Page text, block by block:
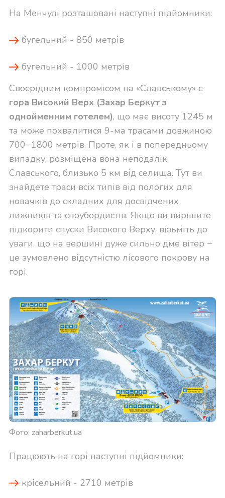
На Менчулі розташовані наступні підйомники:
бугельний - 850 метрів
бугельний - 1000 метрів
Своєрідним компромісом на «Славському» є
гора Високий Верх (Захар Беркут з
однойменним готелем), що має висоту 1245 м
та може похвалитися 9-ма трасами довжиною
700−1800 метрів. Проте, як і в попередньому
випадку, розміщена вона неподалік
Славського, близько 5 км від селища. Тут ви
знайдете траси всіх типів від пологих для
новачків до складних для досвідчених
лижників та сноубордистів. Якщо ви вирішите
підкорити спуски Високого Верху, візьміть до
уваги, що на вершині дуже сильно дме вітер −
це зумовлено відсутністю лісового покрову на
горі.
Фото: zaharberkut.ua
Працюють на горі наступні підйомники:
крісельний - 2710 метрів